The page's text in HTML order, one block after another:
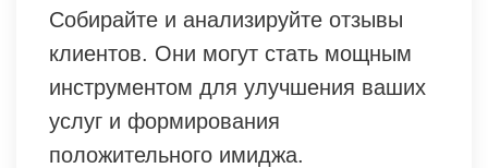
Собирайте и анализируйте отзывы
клиентов. Они могут стать мощным
инструментом для улучшения ваших
услуг и формирования
положительного имиджа.